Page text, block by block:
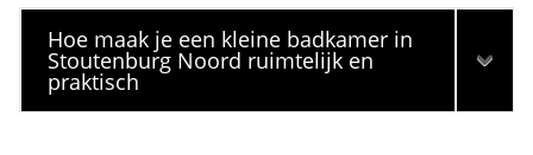
Hoe maak je een kleine badkamer in
Stoutenburg Noord ruimtelijk en
praktisch